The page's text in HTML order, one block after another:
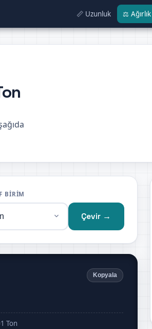
📏 Uzunluk ⚖️ Ağırlık
BIRIM
Çevir →
Kopyala
Ton